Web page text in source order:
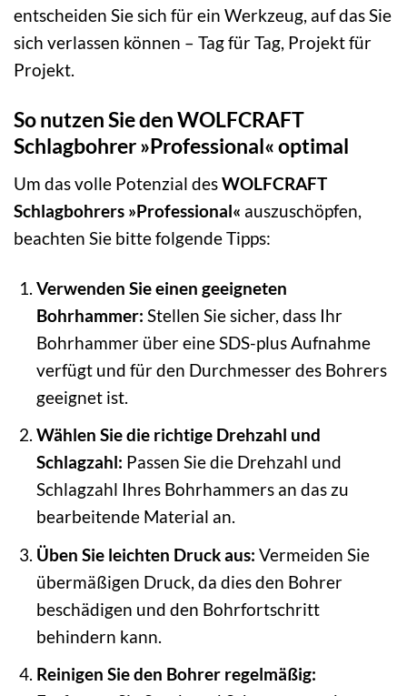
entscheiden Sie sich für ein Werkzeug, auf das Sie
sich verlassen können – Tag für Tag, Projekt für
Projekt.
So nutzen Sie den WOLFCRAFT
Schlagbohrer »Professional« optimal
Um das volle Potenzial desWOLFCRAFT
Schlagbohrers »Professional« auszuschöpfen,
beachten Sie bitte folgende Tipps:
Verwenden Sie einen geeigneten
Bohrhammer: Stellen Sie sicher, dass Ihr
Bohrhammer über eine SDS-plus Aufnahme
verfügt und für den Durchmesser des Bohrers
geeignet ist.
Wählen Sie die richtige Drehzahl und
Schlagzahl: Passen Sie die Drehzahl und
Schlagzahl Ihres Bohrhammers an das zu
bearbeitende Material an.
Üben Sie leichten Druck aus: Vermeiden Sie
übermäßigen Druck, da dies den Bohrer
beschädigen und den Bohrfortschritt
behindern kann.
Reinigen Sie den Bohrer regelmäßig: